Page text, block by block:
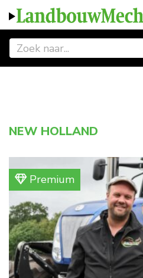
NEW HOLLAND
Premium